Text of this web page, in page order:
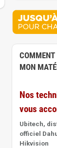
COMMENT
MON
Nos
vous
Ubitech,
officiel
Hikvision